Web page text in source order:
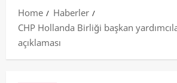
Home
Haberler
CHP Hollanda Birliği başkan
açıklaması